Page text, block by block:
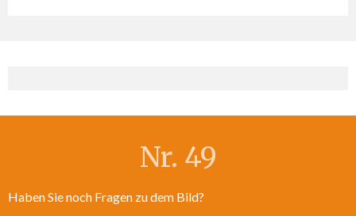
Nr. 49
Haben Sie noch Fragen zu dem Bild?